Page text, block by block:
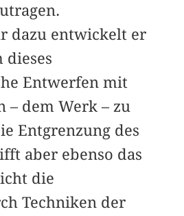
dazu entwickelt er
dieses
Entwerfen mit
– dem Werk – zu
Entgrenzung des
aber ebenso das
die
Techniken der